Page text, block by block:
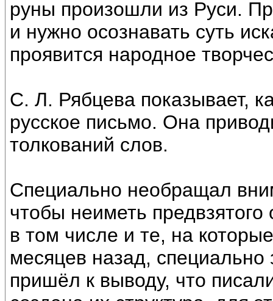
руны произошли из Руси.
и нужно осознавать суть
проявится народное
С. Л. Рябцева показывает,
русское письмо. Она
толкований слов.
Специально необращал
чтобы неиметь
в том числе и те, на
месяцев назад,
пришёл к выводу, что